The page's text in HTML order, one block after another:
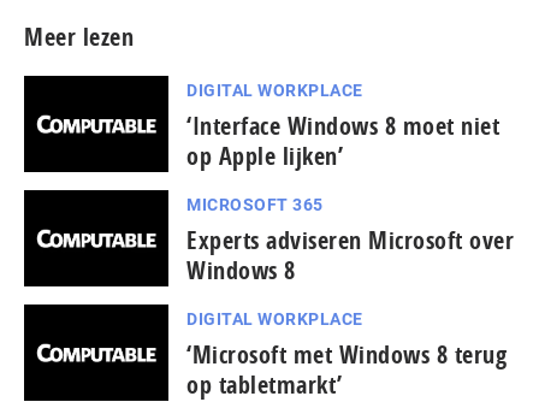
Meer lezen
DIGITAL WORKPLACE
‘Interface Windows 8 moet niet
op Apple lijken’
MICROSOFT 365
Experts adviseren Microsoft over
Windows 8
DIGITAL WORKPLACE
‘Microsoft met Windows 8 terug
op tabletmarkt’